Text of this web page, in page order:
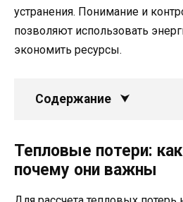
устранения. Понимание и
позволяют использовать
экономить ресурсы.
Содержание
Тепловые потери:
почему они важны